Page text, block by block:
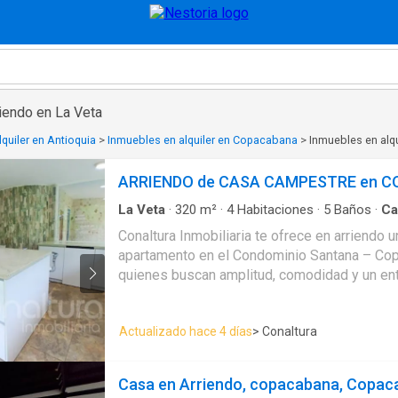
en La Veta
en Antioquia > Inmuebles en alquiler en Copacabana > Inmuebles en
ARRIENDO de CASA CAMPESTRE en
La Veta · 320 m² · 4Habitaciones · 5 Baños ·
Conaltura Inmobiliaria te ofrece en arriendo
apartamento en el Condominio Santana –
quienes buscan amplitud, comodidad y un
baños, balcón, sala comedor, estudio y
además de parqueadero cubierto y cuarto
amplios y bien distribuidos te brindan el
parqueadero privado, zonas verde en
Actualizado hace 4 días> Conaltura
Casa en Arriendo, copacabana,